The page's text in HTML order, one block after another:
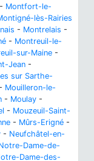
- Montfort-le-
lès-Rairies
- Montrelais -
- Montreuil-le-
sur-Maine -
Jean -
sur Sarthe-
- Mouilleron-le-
- Moulay -
- Mouzeuil-Saint-
- Mûrs-Erigné -
- Neufchâtel-en-
Dame-de-
Dame-des-